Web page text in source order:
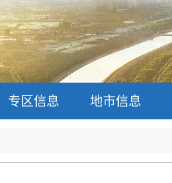
专区信息 地市信息